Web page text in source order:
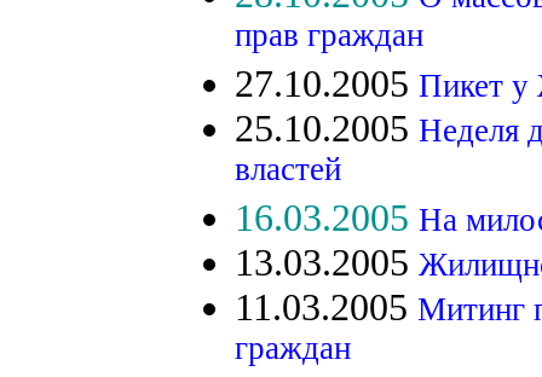
прав граждан
27.10.2005 Пикет у
25.10.2005 Неделя
властей
16.03.2005 На
13.03.2005
11.03.2005 Митинг
граждан